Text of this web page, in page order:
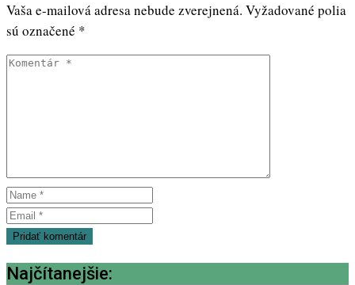
Vaša e-mailová adresa nebude zverejnená. Vyžadované polia
sú označené *
Najčítanejšie: